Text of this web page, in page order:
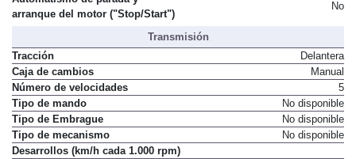
arranque del motor ("Stop/Start")
No
Transmisión
Tracción
Delantera
Caja de cambios
Manual
Número de velocidades
5
Tipo de mando
No disponible
Tipo de Embrague
No disponible
Tipo de mecanismo
No disponible
Desarrollos (km/h cada 1.000 rpm)